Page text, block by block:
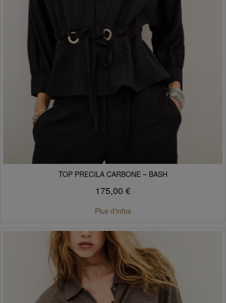
TOP PRECILA CARBONE ~ BASH
175,00 €
Plus d'infos